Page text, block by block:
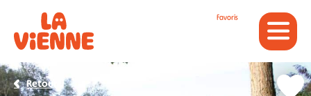
Favoris
Retour